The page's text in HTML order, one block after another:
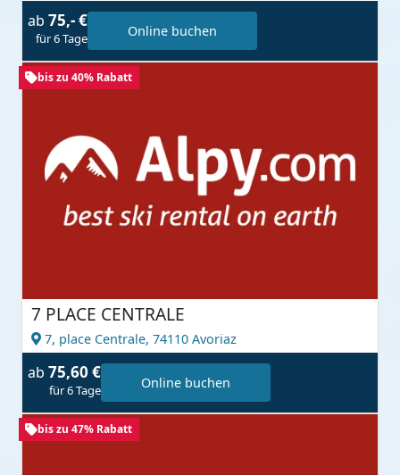
ab 75,- €
für 6 Tage Online buchen
bis zu 40% Rabatt
7 PLACE CENTRALE
7, place Centrale, 74110 Avoriaz
ab 75,60 €
für 6 Tage Online buchen
bis zu 47% Rabatt